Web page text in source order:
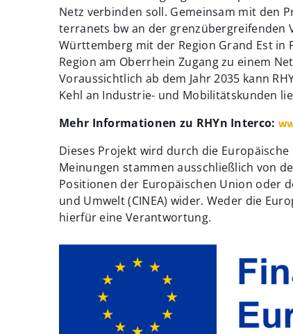
Netz verbinden soll. Gemeinsam mit den
terranets bw an der grenzübergreifenden
Württemberg mit der Region Grand Est
Region am Oberrhein Zugang zu einem
Voraussichtlich ab dem Jahr 2035 kann
Kehl an Industrie- und Mobilitätskunden
Mehr Informationen zu RHYn Interco:
Dieses Projekt wird durch die
Meinungen stammen ausschließlich von
Positionen der Europäischen Union oder
und Umwelt (CINEA) wider. Weder die
hierfür eine Verantwortung.